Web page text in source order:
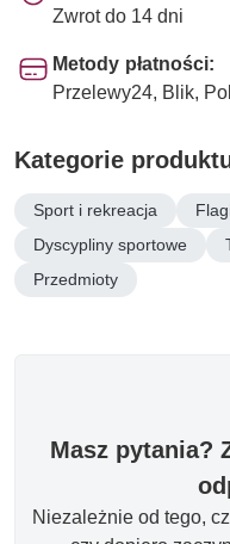
Zwrot do 14 dni
Metody płatności:
Przelewy24, Blik,
Kategorie
Sport i rekreacja
Dyscypliny sportowe
Przedmioty
Masz pytania?
Niezależnie od tego,